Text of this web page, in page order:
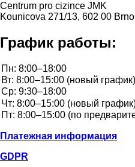
Centrum pro cizince JMK
Kounicova 271/13, 602 00 Brno
График работы:
Платежная информация
GDPR